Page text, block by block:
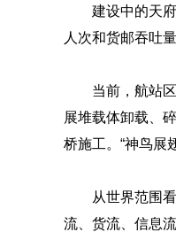
建设中的天
人次和货邮吞吐
当前，航站
展堆载体卸载、
桥施工。“神鸟
从世界范围
流、货流、信息